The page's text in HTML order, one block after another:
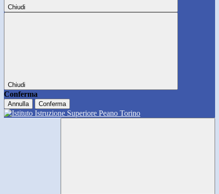
Chiudi
Chiudi
Conferma
Annulla Conferma